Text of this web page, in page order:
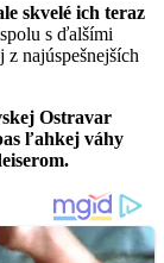
skvelé ich teraz
s ďalšími
z najúspešnejších
Ostravar
ľahkej váhy